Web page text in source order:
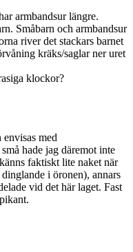
armbandsur längre.
Småbarn och armbandsur
river det stackars barnet
kräks/saglar ner uret
klockor?
med
hade jag däremot inte
faktiskt lite naket när
i öronen), annars
vid det här laget. Fast